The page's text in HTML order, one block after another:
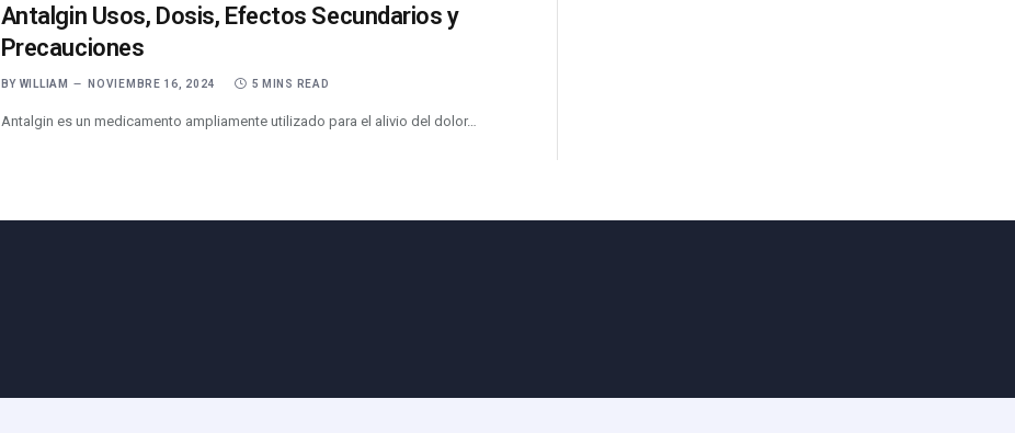
Antalgin Usos, Dosis, Efectos Secundarios y
Precauciones
BY WILLIAM NOVIEMBRE 16, 2024 5 MINS READ
Antalgin es un medicamento ampliamente utilizado para el alivio del dolor…